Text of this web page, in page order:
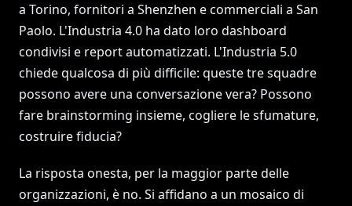
a Torino, fornitori a Shenzhen e commerciali a San
Paolo. L'Industria 4.0 ha dato loro dashboard
condivisi e report automatizzati. L'Industria 5.0
chiede qualcosa di più difficile: queste tre squadre
possono avere una conversazione vera? Possono
fare brainstorming insieme, cogliere le sfumature,
costruire fiducia?
La risposta onesta, per la maggior parte delle
organizzazioni, è no. Si affidano a un mosaico di